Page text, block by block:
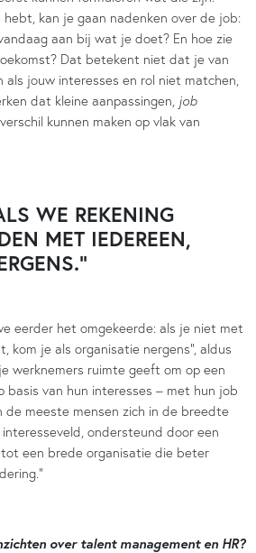
kan je gaan nadenken over de job:
aan bij wat je doet? En hoe zie
Dat betekent niet dat je van
jouw interesses en rol niet matchen,
dat kleine aanpassingen, job
kunnen maken op vlak van
WE REKENING
MET IEDEREEN,
eerder het omgekeerde: als je niet met
kom je als organisatie nergens”, aldus
werknemers ruimte geeft om op een
basis van hun interesses – met hun job
de meeste mensen zich in de breedte
ondersteund door een
een brede organisatie die beter
over talent management en HR?